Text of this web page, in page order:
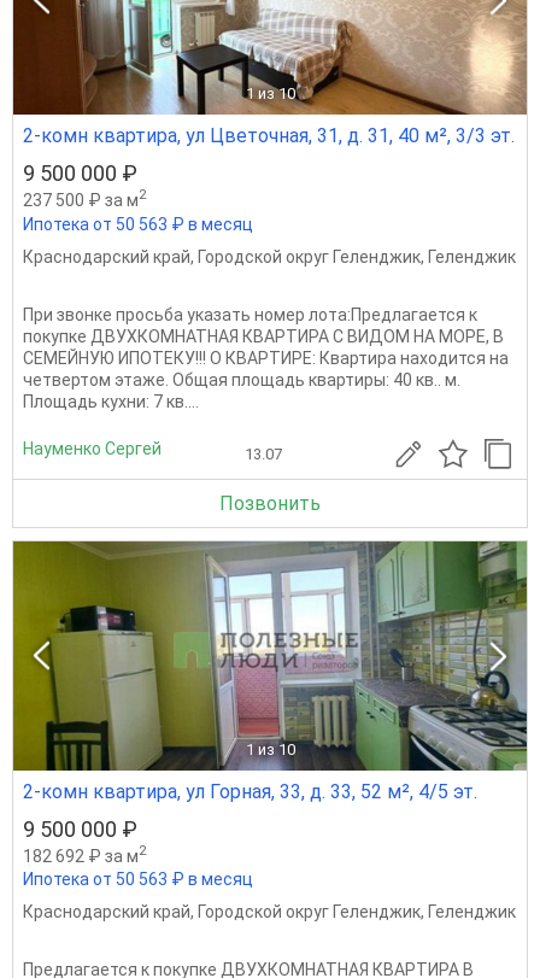
1 из 10
2-комн квартира, ул Цветочная, 31, д. 31, 40 м², 3/3 эт.
9 500 000 ₽
237 500 ₽ за м2
Ипотека от 50 563 ₽ в месяц
Краснодарский край, Городской округ Геленджик, Геленджик
При звонке просьба указать номер лота:Предлагается к
покупке ДВУХКОМНАТНАЯ КВАРТИРА С ВИДОМ НА МОРЕ, В
СЕМЕЙНУЮ ИПОТЕКУ!!! О КВАРТИРЕ: Квартира находится на
четвертом этаже. Общая площадь квартиры: 40 кв.. м.
Площадь кухни: 7 кв....
Науменко Сергей 13.07
Позвонить
1 из 10
2-комн квартира, ул Горная, 33, д. 33, 52 м², 4/5 эт.
9 500 000 ₽
182 692 ₽ за м2
Ипотека от 50 563 ₽ в месяц
Краснодарский край, Городской округ Геленджик, Геленджик
Предлагается к покупке ДВУХКОМНАТНАЯ КВАРТИРА В